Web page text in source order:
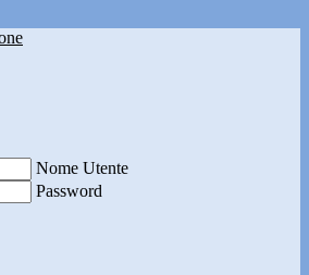
Nome Utente
Password